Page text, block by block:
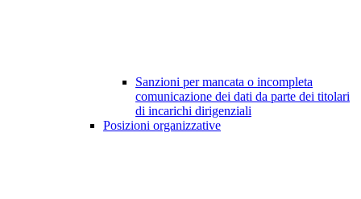
Sanzioni per mancata o incompleta
comunicazione dei dati da parte dei titolari
di incarichi dirigenziali
Posizioni organizzative